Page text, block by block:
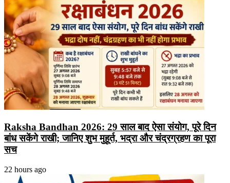
Raksha Bandhan 2026: 29 साल बाद ऐसा संयोग, पूरे दिन
बांध सकेंगे राखी; जानिए शुभ मुहूर्त, भद्रा और चंद्रग्रहण का पूरा
सच
22 hours ago